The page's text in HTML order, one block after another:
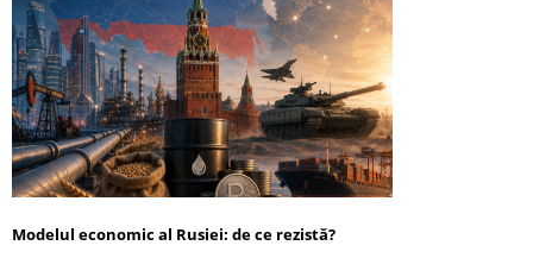
Modelul economic al Rusiei: de ce rezistă?